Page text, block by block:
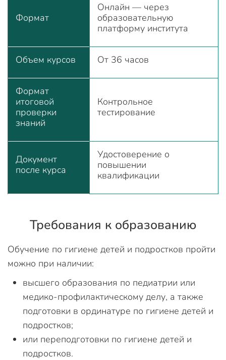
Формат
Онлайн — через
образовательную
платформу института
Объем курсов От 36 часов
Формат
итоговой
проверки
знаний
Контрольное
тестирование
Документ
после курса
Удостоверение о
повышении
квалификации
Требования к образованию
Обучение по гигиене детей и подростков пройти
можно при наличии:
высшего образования по педиатрии или
медико-профилактическому делу, а также
подготовки в ординатуре по гигиене детей и
подростков;
или переподготовки по гигиене детей и
подростков.